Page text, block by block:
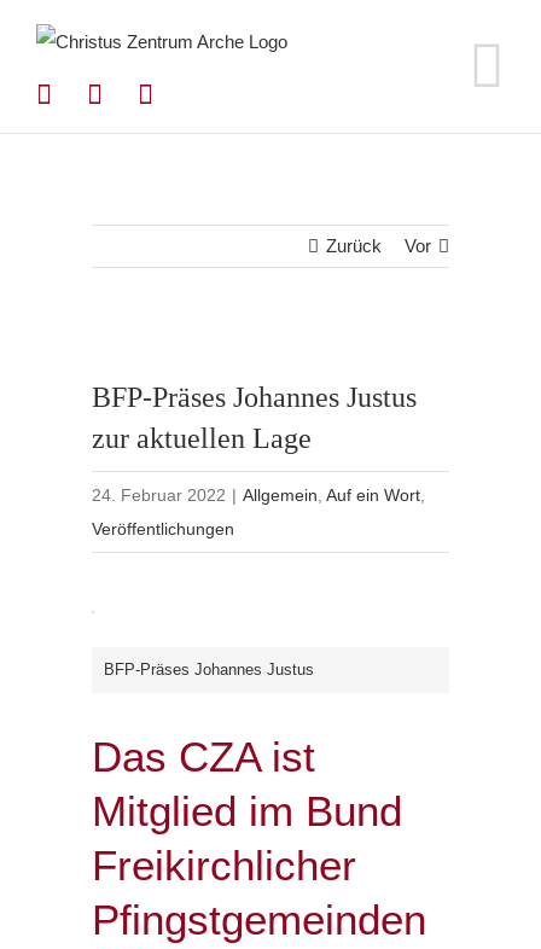
springen
Zurück Vor
BFP-Präses Johannes Justus
zur aktuellen Lage
24. Februar 2022 | Allgemein ,Auf ein Wort
Veröffentlichungen
BFP-Präses Johannes Justus
Das CZA ist
Mitglied im Bund
Freikirchlicher
Pfingstgemeinden